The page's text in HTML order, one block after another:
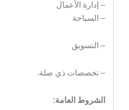
– إدارة الأعمال
– السياحة
– التسويق
– تخصصات ذي صلة.
الشروط العامة: